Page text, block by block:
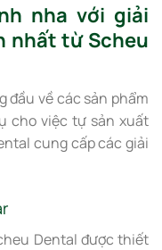
nha với giải
nhất từ Scheu
đầu về các sản phẩm
cho việc tự sản xuất
cung cấp các giải
Dental được thiết